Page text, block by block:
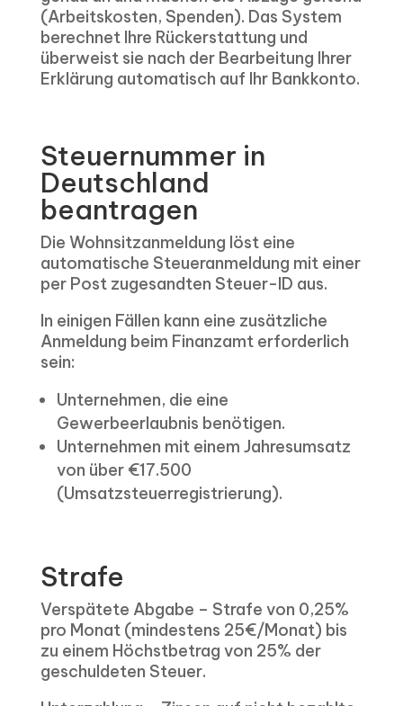
(Arbeitskosten, Spenden). Das System
berechnet Ihre Rückerstattung und
überweist sie nach der Bearbeitung Ihrer
Erklärung automatisch auf Ihr Bankkonto.
Steuernummer in
Deutschland
beantragen
Die Wohnsitzanmeldung löst eine
automatische Steueranmeldung mit einer
per Post zugesandten Steuer-ID aus.
In einigen Fällen kann eine zusätzliche
Anmeldung beim Finanzamt erforderlich
sein:
Unternehmen, die eine
Gewerbeerlaubnis benötigen.
Unternehmen mit einem Jahresumsatz
von über €17.500
(Umsatzsteuerregistrierung).
Strafe
Verspätete Abgabe – Strafe von 0,25%
pro Monat (mindestens 25€/Monat) bis
zu einem Höchstbetrag von 25% der
geschuldeten Steuer.